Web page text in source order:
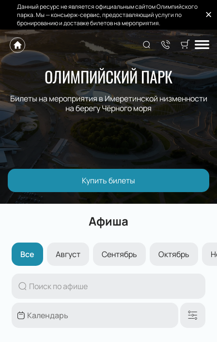
Данный ресурс не является официальным сайтом Олимпийского
парка. Мы — консьерж-сервис, предоставляющий услуги по
бронированию и доставке билетов на мероприятия.
ОЛИМПИЙСКИЙ ПАРК
Билеты на мероприятия в Имеретинской низменности
на берегу Чёрного моря
Купить билеты
Афиша
Все Август Сентябрь Октябрь